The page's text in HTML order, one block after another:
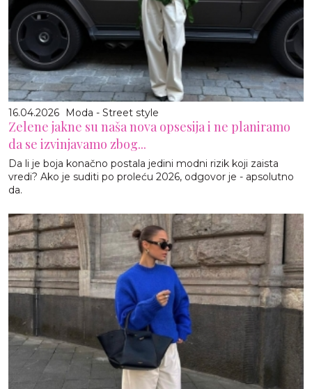
16.04.2026 Moda - Street style
Zelene jakne su naša nova opsesija i ne planiramo
da se izvinjavamo zbog...
Da li je boja konačno postala jedini modni rizik koji zaista
vredi? Ako je suditi po proleću 2026, odgovor je - apsolutno
da.